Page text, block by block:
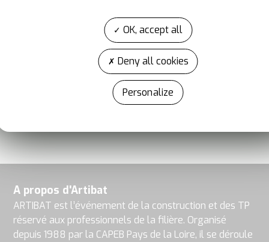
www.lebatimentartisanal.com
Instagram
A propos d'Artibat
ARTIBAT est l’événement de la construction et des TP
réservé aux professionnels de la filière. Organisé
depuis 1988 par la CAPEB Pays de la Loire, il se déroule
OK, accept all
Deny all cookies
Personalize